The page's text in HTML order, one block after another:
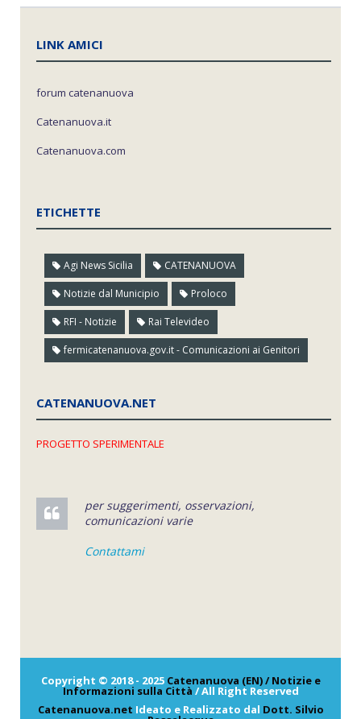
LINK AMICI
forum catenanuova
Catenanuova.it
Catenanuova.com
ETICHETTE
Agi News Sicilia CATENANUOVA
Notizie dal Municipio Proloco
RFI - Notizie Rai Televideo
fermicatenanuova.gov.it - Comunicazioni ai Genitori
CATENANUOVA.NET
PROGETTO SPERIMENTALE
per suggerimenti, osservazioni,
comunicazioni varie
Contattami
Copyright © 2018 - 2025 Catenanuova (EN) / Notizie e
Informazioni sulla Città / All Right Reserved
Catenanuova.net Ideato e Realizzato dal Dott. Silvio